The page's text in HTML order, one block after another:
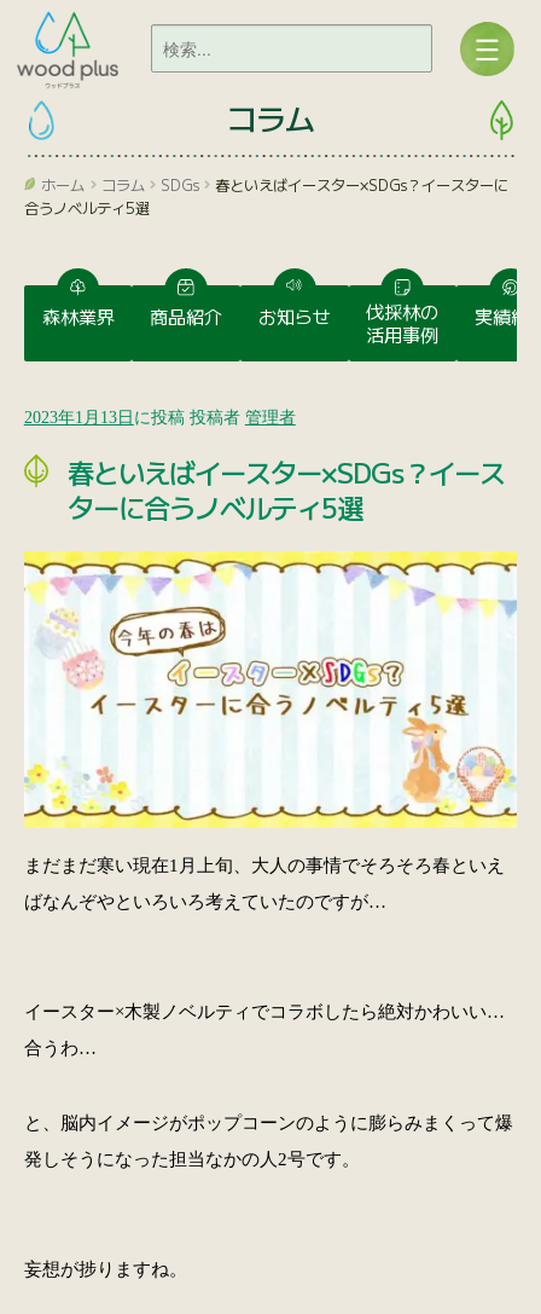
コラム
ホーム コラム SDGs
春といえばイースター×SDGs？イースターに
合うノベルティ5選
森林業界 商品紹介 お知らせ
伐採林の
活用事例
実績紹
2023年1月13日 に投稿 投稿者 管理者
春といえばイースター×SDGs？イース
ターに合うノベルティ5選
まだまだ寒い現在1月上旬、大人の事情でそろそろ春といえ
ばなんぞやといろいろ考えていたのですが…
イースター×木製ノベルティでコラボしたら絶対かわいい…
合うわ…
と、脳内イメージがポップコーンのように膨らみまくって爆
発しそうになった担当なかの人2号です。
妄想が捗りますね。